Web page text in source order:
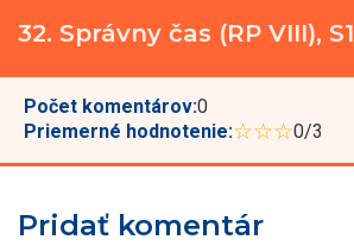
32. Správny čas (RP VIII), S1
Počet komentárov:0
Priemerné hodnotenie:☆☆☆0/3
Pridať komentár